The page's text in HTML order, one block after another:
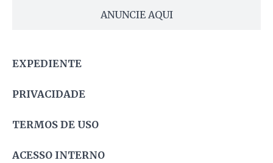
ANUNCIE AQUI
EXPEDIENTE
PRIVACIDADE
TERMOS DE USO
ACESSO INTERNO